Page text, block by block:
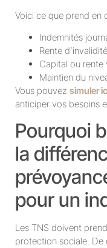
Voici ce que prend en
Indemnités
Rente d’invalidité
Capital ou rente
Maintien du
Vous pouvez simuler
anticiper vos besoins
Pourquoi
la
pour un
Les TNS doivent
protection sociale. De